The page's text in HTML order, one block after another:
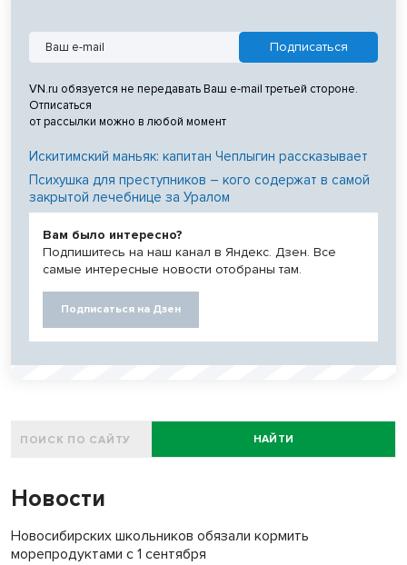
VN.ru обязуется не передавать Ваш e-mail третьей стороне.
Отписаться
от рассылки можно в любой момент
Искитимский маньяк: капитан Чеплыгин рассказывает
Психушка для преступников – кого содержат в самой
закрытой лечебнице за Уралом
Вам было интересно?
Подпишитесь на наш канал в Яндекс. Дзен. Все
самые интересные новости отобраны там.
Подписаться на Дзен
НАЙТИ
Новости
Новосибирских школьников обязали кормить
морепродуктами с 1 сентября